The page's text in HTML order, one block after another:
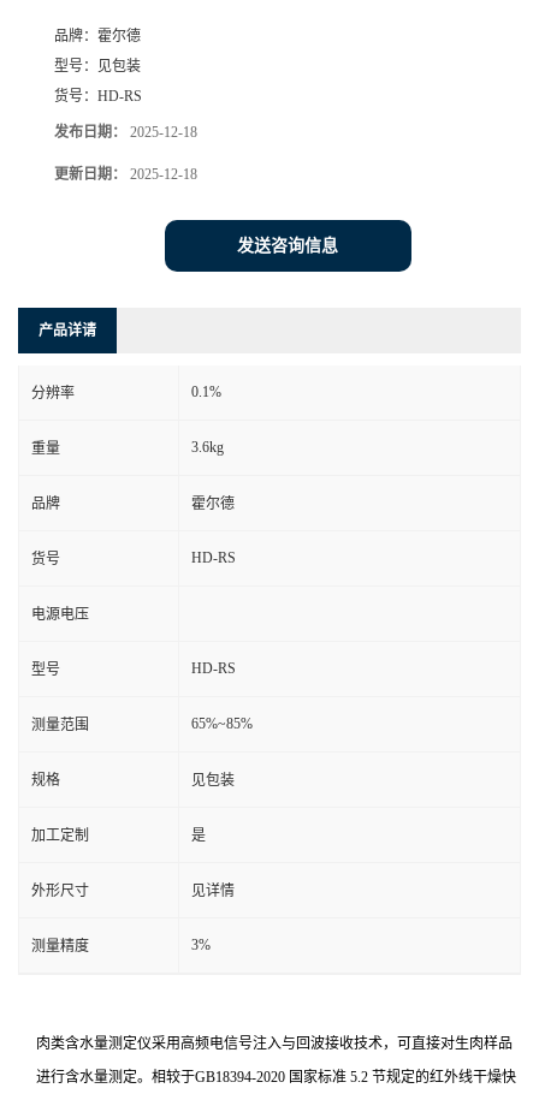
品牌： 霍尔德
型号：
见包装
货号： HD-RS
发布日期： 2025-12-18
更新日期： 2025-12-18
发送咨询信息
产品详请
分辨率 0.1%
重量 3.6kg
品牌 霍尔德
货号 HD-RS
电源电压
型号 HD-RS
测量范围 65%~85%
规格 见包装
加工定制 是
外形尺寸 见详情
测量精度 3%
肉类含水量测定仪采用高频电信号注入与回波接收技术，可直接对生肉样品
进行含水量测定。相较于GB18394-2020 国家标准 5.2 节规定的红外线干燥快